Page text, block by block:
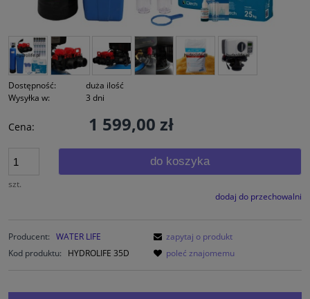
Dostępność:
duża ilość
Wysyłka w:
3 dni
Cena: 1 599,00 zł
szt.
do koszyka
dodaj do przechowalni
Producent: WATER LIFE
Kod produktu:
HYDROLIFE 35D
zapytaj o produkt
poleć znajomemu